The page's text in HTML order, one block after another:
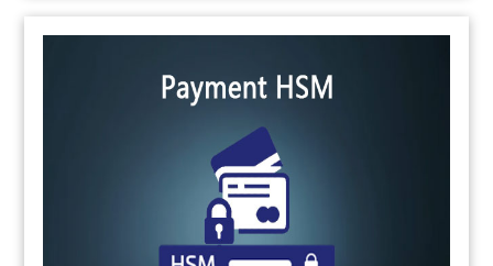
固件的综合设施。